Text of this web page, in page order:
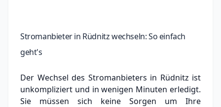
Stromanbieter in Rüdnitz wechseln: So einfach
geht's
Der Wechsel des Stromanbieters in Rüdnitz ist
unkompliziert und in wenigen Minuten erledigt.
Sie müssen sich keine Sorgen um Ihre